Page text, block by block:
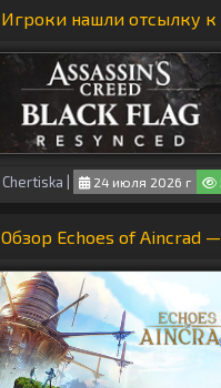
Игроки нашли отсылку к
Chertiska 24 июля 2026 г
Обзор Echoes of Aincrad